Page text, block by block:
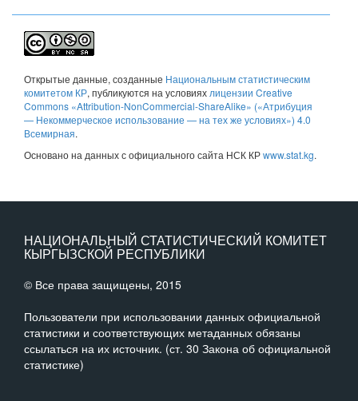
Открытые данные, созданные Национальным статистическим
комитетом КР, публикуются на условиях лицензии Creative
Commons «Attribution-NonCommercial-ShareAlike» («Атрибуция
— Некоммерческое использование — на тех же условиях») 4.0
Всемирная.
Основано на данных с официального сайта НСК КРwww.stat.kg.
НАЦИОНАЛЬНЫЙ СТАТИСТИЧЕСКИЙ КОМИТЕТ
КЫРГЫЗСКОЙ РЕСПУБЛИКИ
© Все права защищены, 2015
Пользователи при использовании данных официальной
статистики и соответствующих метаданных обязаны
ссылаться на их источник. (ст. 30 Закона об официальной
статистике)